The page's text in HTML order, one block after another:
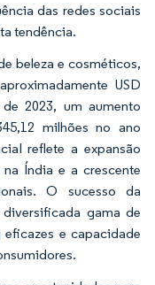
das redes sociais
tendência.
beleza e cosméticos,
USD
2023, um aumento
milhões no ano
reflete a expansão
Índia e a crescente
O sucesso da
gama de
e capacidade